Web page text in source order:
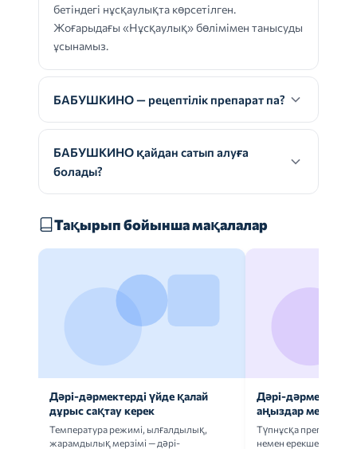
бетіндегі нұсқаулықта көрсетілген.
Жоғарыдағы «Нұсқаулық» бөлімімен танысуды
ұсынамыз.
БАБУШКИНО — рецептілік препарат па?
БАБУШКИНО қайдан сатып алуға
болады?
Тақырып бойынша мақалалар
Дәрі-дәрмектерді үйде қалай
дұрыс сақтау керек
Температура режимі, ылғалдылық,
жарамдылық мерзімі — дәрі-
Дәрі-дәрмек
аңыздар мен
Түпнұсқа
немен ерекшеленеді